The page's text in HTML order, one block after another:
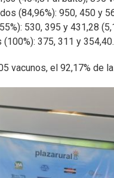
(84,96%): 950, 450 y
530, 395 y 431,28
375, 311 y 354,40.
vacunos, el 92,17% de